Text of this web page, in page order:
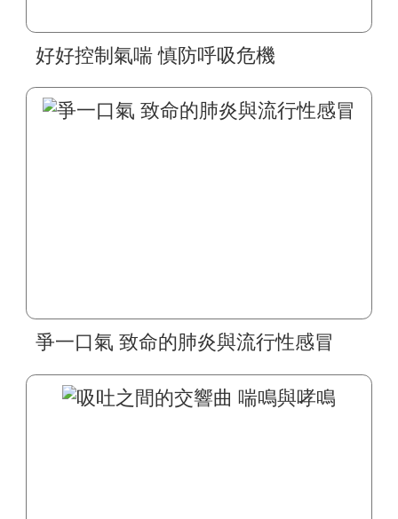
好好控制氣喘 慎防呼吸危機
爭一口氣 致命的肺炎與流行性感冒